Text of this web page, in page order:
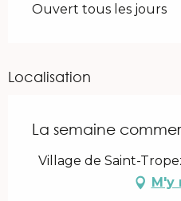
Ouvert tous les jours
Localisation
La semaine
Village de Saint-
M'y